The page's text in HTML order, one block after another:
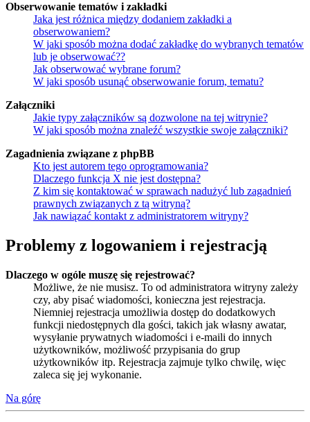
Obserwowanie tematów i zakładki
Jaka jest różnica między dodaniem zakładki a
obserwowaniem?
W jaki sposób można dodać zakładkę do wybranych tematów
lub je obserwować??
Jak obserwować wybrane forum?
W jaki sposób usunąć obserwowanie forum, tematu?
Załączniki
Jakie typy załączników są dozwolone na tej witrynie?
W jaki sposób można znaleźć wszystkie swoje załączniki?
Zagadnienia związane z phpBB
Kto jest autorem tego oprogramowania?
Dlaczego funkcja X nie jest dostępna?
Z kim się kontaktować w sprawach nadużyć lub zagadnień
prawnych związanych z tą witryną?
Jak nawiązać kontakt z administratorem witryny?
Problemy z logowaniem i rejestracją
Dlaczego w ogóle muszę się rejestrować?
Możliwe, że nie musisz. To od administratora witryny zależy
czy, aby pisać wiadomości, konieczna jest rejestracja.
Niemniej rejestracja umożliwia dostęp do dodatkowych
funkcji niedostępnych dla gości, takich jak własny awatar,
wysyłanie prywatnych wiadomości i e-maili do innych
użytkowników, możliwość przypisania do grup
użytkowników itp. Rejestracja zajmuje tylko chwilę, więc
zaleca się jej wykonanie.
Na górę